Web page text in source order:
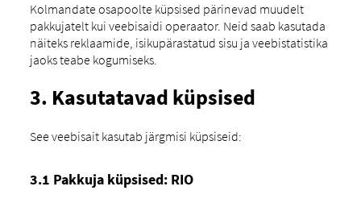
Kolmandate osapoolte küpsised pärinevad muudelt
pakkujatelt kui veebisaidi operaator. Neid saab kasutada
näiteks reklaamide, isikupärastatud sisu ja veebistatistika
jaoks teabe kogumiseks.
3. Kasutatavad küpsised
See veebisait kasutab järgmisi küpsiseid:
3.1 Pakkuja küpsised: RIO